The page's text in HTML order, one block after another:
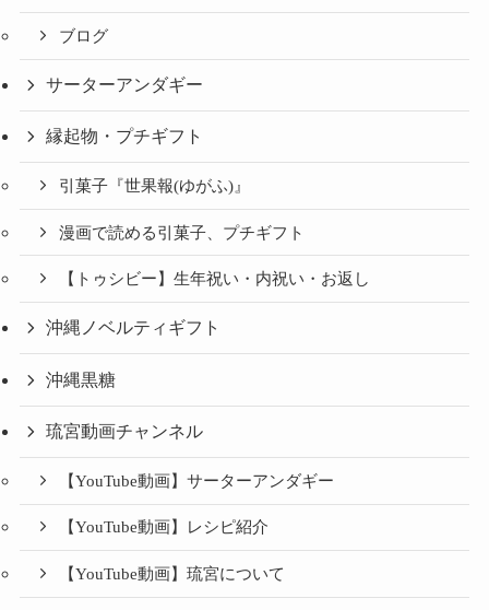
ブログ
サーターアンダギー
縁起物・プチギフト
引菓子『世果報(ゆがふ)』
漫画で読める引菓子、プチギフト
【トゥシビー】生年祝い・内祝い・お返し
沖縄ノベルティギフト
沖縄黒糖
琉宮動画チャンネル
【YouTube動画】サーターアンダギー
【YouTube動画】レシピ紹介
【YouTube動画】琉宮について